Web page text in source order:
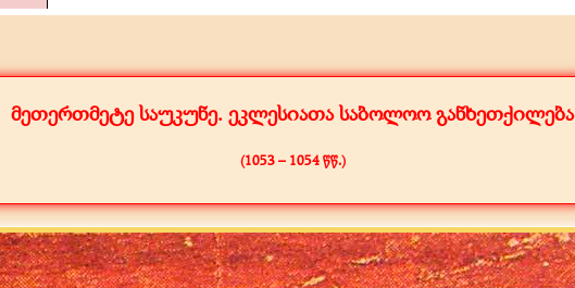
მეთერთმეტე საუკუნე. ეკლესიათა საბოლოო განხეთქილება
(1053 – 1054 წწ.)